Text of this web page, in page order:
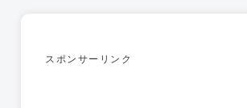
スポンサーリンク